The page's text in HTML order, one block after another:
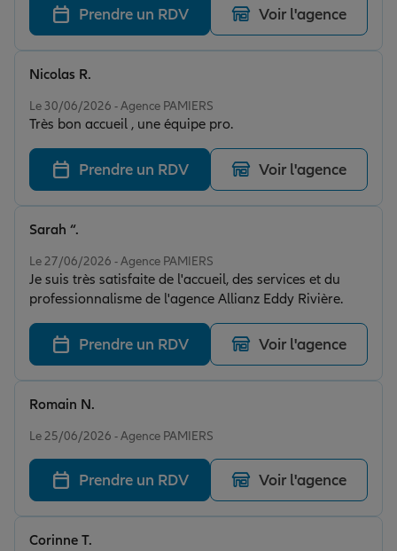
Prendre un RDV Voir l'agence
Le 30/06/2026 - Agence PAMIERS
Très bon accueil , une équipe pro.
Nicolas R.
Prendre un RDV Voir l'agence
Le 27/06/2026 - Agence PAMIERS
Je suis très satisfaite de l'accueil, des services et du
professionnalisme de l'agence Allianz Eddy Rivière.
Sarah “.
Prendre un RDV Voir l'agence
Le 25/06/2026 - Agence PAMIERS
Romain N.
Prendre un RDV Voir l'agence
Corinne T.